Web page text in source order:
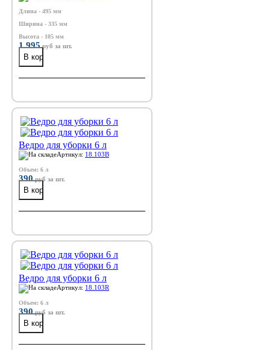
Длина - 495 мм
Ширина - 335 мм
Высота - 105 мм
1 995руб за шт.
Ведро для уборки 6 л
Артикул: 18.103B
Объем: 6 л
390руб за шт.
Ведро для уборки 6 л
Артикул: 18.103R
Объем: 6 л
390руб за шт.